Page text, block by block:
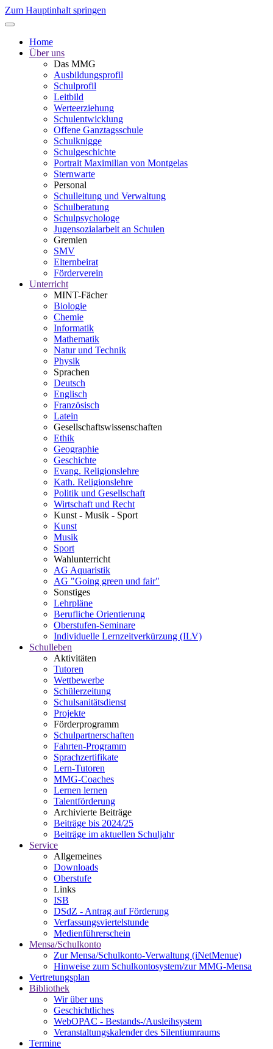
Zum Hauptinhalt springen
Home
Über uns
Das MMG
Ausbildungsprofil
Schulprofil
Leitbild
Werteerziehung
Schulentwicklung
Offene Ganztagsschule
Schulknigge
Schulgeschichte
Portrait Maximilian von Montgelas
Sternwarte
Personal
Schulleitung und Verwaltung
Schulberatung
Schulpsychologe
Jugensozialarbeit an Schulen
Gremien
SMV
Elternbeirat
Förderverein
Unterricht
MINT-Fächer
Biologie
Chemie
Informatik
Mathematik
Natur und Technik
Physik
Sprachen
Deutsch
Englisch
Französisch
Latein
Gesellschaftswissenschaften
Ethik
Geographie
Geschichte
Evang. Religionslehre
Kath. Religionslehre
Politik und Gesellschaft
Wirtschaft und Recht
Kunst - Musik - Sport
Kunst
Musik
Sport
Wahlunterricht
AG Aquaristik
AG "Going green und fair"
Sonstiges
Lehrpläne
Berufliche Orientierung
Oberstufen-Seminare
Individuelle Lernzeitverkürzung (ILV)
Schulleben
Aktivitäten
Tutoren
Wettbewerbe
Schülerzeitung
Schulsanitätsdienst
Projekte
Förderprogramm
Schulpartnerschaften
Fahrten-Programm
Sprachzertifikate
Lern-Tutoren
MMG-Coaches
Lernen lernen
Talentförderung
Archivierte Beiträge
Beiträge bis 2024/25
Beiträge im aktuellen Schuljahr
Service
Allgemeines
Downloads
Oberstufe
Links
ISB
DSdZ - Antrag auf Förderung
Verfassungsviertelstunde
Medienführerschein
Mensa/Schulkonto
Zur Mensa/Schulkonto-Verwaltung (iNetMenue)
Hinweise zum Schulkontosystem/zur MMG-Mensa
Vertretungsplan
Bibliothek
Wir über uns
Geschichtliches
WebOPAC - Bestands-/Ausleihsystem
Veranstaltungskalender des Silentiumraums
Termine